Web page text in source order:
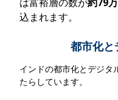
込まれます。
都市化と
インドの都市化とデジタ
たらしています。